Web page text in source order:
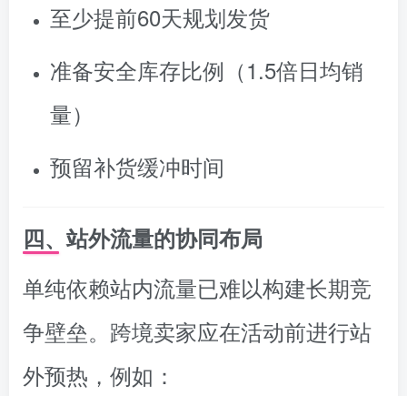
至少提前60天规划发货
准备安全库存比例（1.5倍日均销
量）
预留补货缓冲时间
四、站外流量的协同布局
单纯依赖站内流量已难以构建长期竞
争壁垒。跨境卖家应在活动前进行站
外预热，例如：